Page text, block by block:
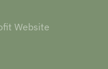
Website